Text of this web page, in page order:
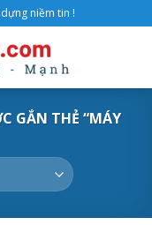
niềm tin !
GẮN THẺ “MÁY